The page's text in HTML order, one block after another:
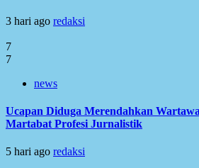
3 hari ago redaksi
7
7
news
Ucapan Diduga Merendahkan
Martabat Profesi Jurnalistik
5 hari ago redaksi